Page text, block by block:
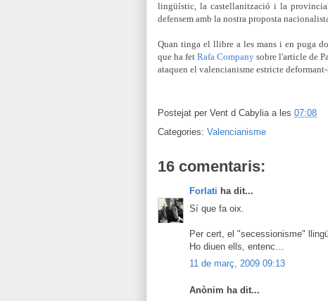
lingüístic, la castellanització i la
defensem amb la nostra proposta
Quan tinga el llibre a les mans i en puga
que ha fetRafa Company sobre l'article de
ataquen el valencianisme estricte
Postejat per Vent d Cabylia a les 07:08
Categories: Valencianisme
16 comentaris:
Forlati ha dit...
Sí que fa oix.
Per cert, el "secessionisme"
Ho diuen ells, entenc…
11 de març, 2009 09:13
Anònim ha dit...